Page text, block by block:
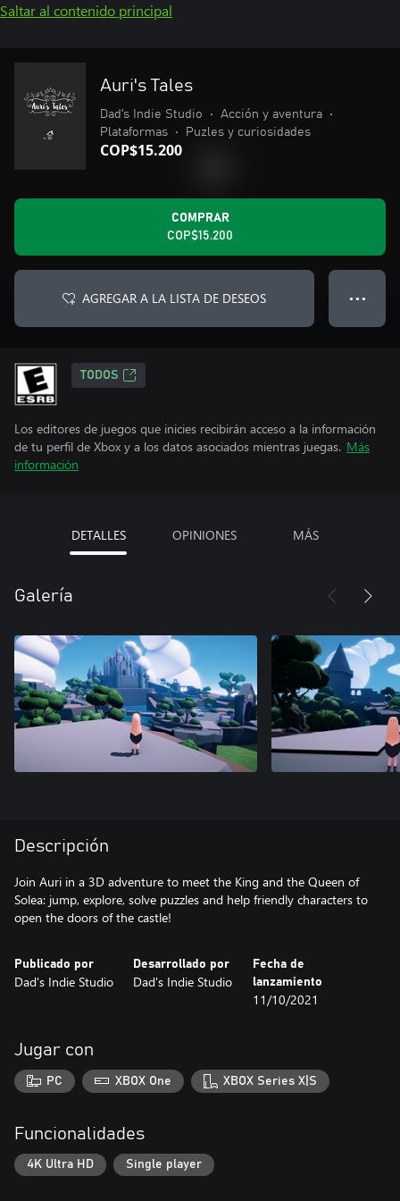
Saltar al contenido principal
Auri's Tales
Dad's Indie Studio • Acción y aventura
•
Plataformas
• Puzles y curiosidades
COP$15.200
COMPRAR
COP$15.200
AGREGAR A LA LISTA DE DESEOS ● ● ●
TODOS
Los editores de juegos que inicies recibirán acceso a la información
de tu perfil de Xbox y a los datos asociados mientras juegas. Más
información
DETALLES OPINIONES MÁS
Galería
Descripción
Join Auri in a 3D adventure to meet the King and the Queen of
Solea: jump, explore, solve puzzles and help friendly characters to
open the doors of the castle!
Publicado por
Dad's Indie Studio
Desarrollado por
Dad's Indie Studio
Fecha de
lanzamiento
11/10/2021
Jugar con
PC XBOX One XBOX Series X|S
Funcionalidades
4K Ultra HD Single player